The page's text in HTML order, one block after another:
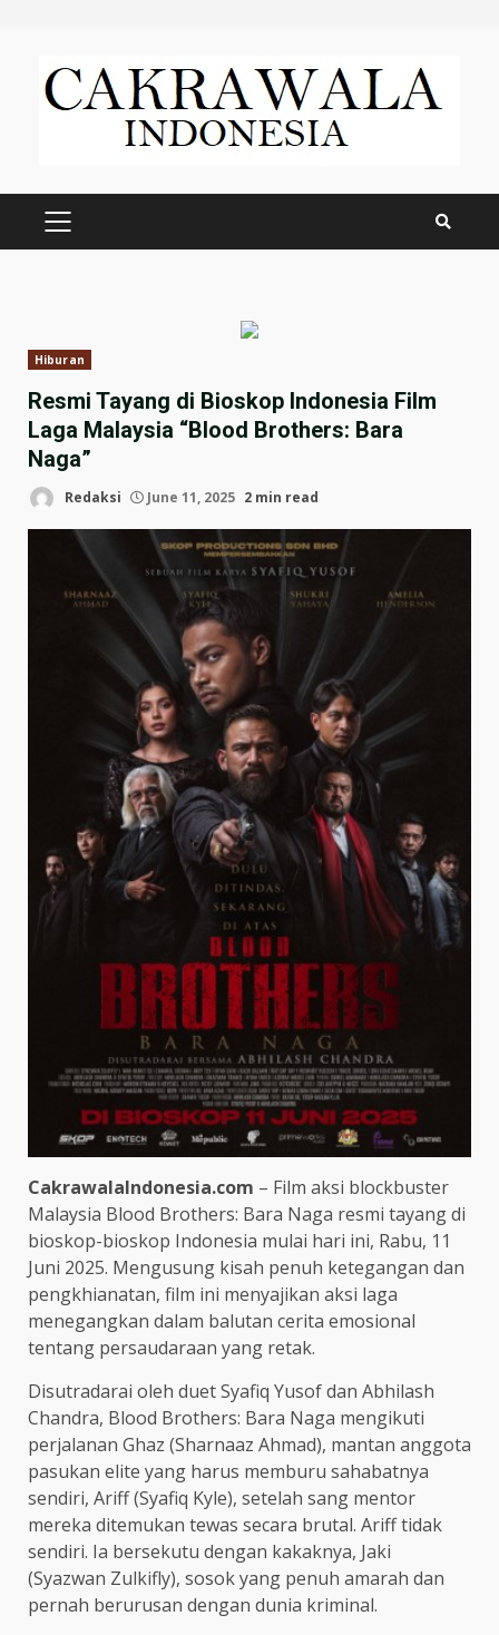
content
PRIMARY
Hiburan
Resmi Tayang di Bioskop Indonesia Film
Laga Malaysia “Blood Brothers: Bara
Naga”
Redaksi June 11, 2025 2 min read
CakrawalaIndonesia.com – Film aksi blockbuster
Malaysia Blood Brothers: Bara Naga resmi tayang di
bioskop-bioskop Indonesia mulai hari ini, Rabu, 11
Juni 2025. Mengusung kisah penuh ketegangan dan
pengkhianatan, film ini menyajikan aksi laga
menegangkan dalam balutan cerita emosional
tentang persaudaraan yang retak.
Disutradarai oleh duet Syafiq Yusof dan Abhilash
Chandra, Blood Brothers: Bara Naga mengikuti
perjalanan Ghaz (Sharnaaz Ahmad), mantan anggota
pasukan elite yang harus memburu sahabatnya
sendiri, Ariff (Syafiq Kyle), setelah sang mentor
mereka ditemukan tewas secara brutal. Ariff tidak
sendiri. Ia bersekutu dengan kakaknya, Jaki
(Syazwan Zulkifly), sosok yang penuh amarah dan
pernah berurusan dengan dunia kriminal.